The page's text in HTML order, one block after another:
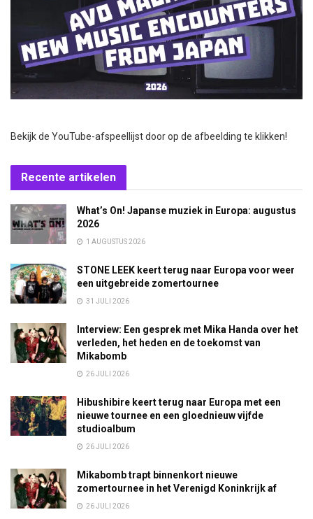
Bekijk de YouTube-afspeellijst door op de afbeelding te klikken!
Recente artikelen
What’s On! Japanse muziek in Europa: augustus
2026
1 AUGUSTUS 2026
STONE LEEK keert terug naar Europa voor weer
een uitgebreide zomertournee
31 JULI 2026
Interview: Een gesprek met Mika Handa over het
verleden, het heden en de toekomst van
Mikabomb
26 JULI 2026
Hibushibire keert terug naar Europa met een
nieuwe tournee en een gloednieuw vijfde
studioalbum
26 JULI 2026
Mikabomb trapt binnenkort nieuwe
zomertournee in het Verenigd Koninkrijk af
26 JULI 2026